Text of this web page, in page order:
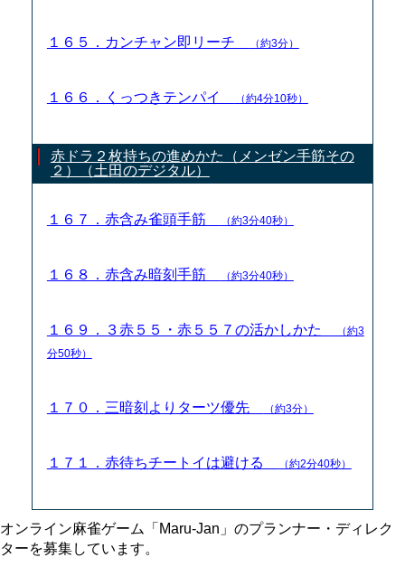
１６５．カンチャン即リーチ （約3分）
１６６．くっつきテンパイ （約4分10秒）
赤ドラ２枚持ちの進めかた（メンゼン手筋その
２）（土田のデジタル）
１６７．赤含み雀頭手筋 （約3分40秒）
１６８．赤含み暗刻手筋 （約3分40秒）
１６９．３赤５５・赤５５７の活かしかた
（約3
分50秒）
１７０．三暗刻よりターツ優先 （約3分）
１７１．赤待ちチートイは避ける （約2分40秒）
オンライン麻雀ゲーム「Maru-Jan」のプランナー・ディレク
ターを募集しています。